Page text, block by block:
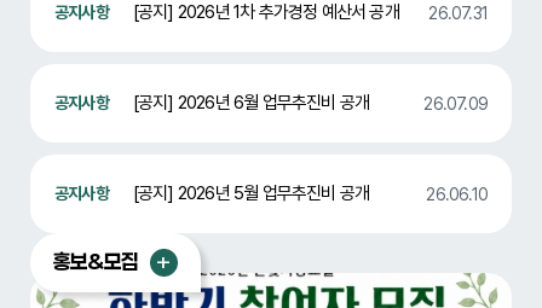
[공지] 2026년 1차 추가경정 예산서 공개 26.07.31
[공지] 2026년 6월 업무추진비 공개 26.07.09
[공지] 2026년 5월 업무추진비 공개 26.06.10
홍보&모집